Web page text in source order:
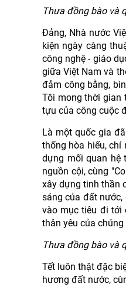
Thưa đồng bào và
Đảng, Nhà nước
kiện ngày càng
công nghệ - giáo
giữa Việt Nam và
đảm công bằng,
Tôi mong thời gian
tựu của công cuộc
Là một quốc gia
thống hòa hiếu, chí
dựng mối quan hệ
nguồn cội, cùng
xây dựng tinh thần
sáng của đất nước,
vào mục tiêu đi tới
thân yêu của
Thưa đồng bào và
Tết luôn thật đặc
hương đất nước,